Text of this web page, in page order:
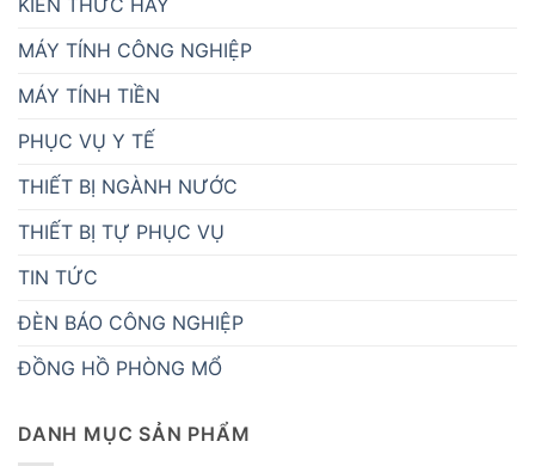
KIẾN THỨC HAY
MÁY TÍNH CÔNG NGHIỆP
MÁY TÍNH TIỀN
PHỤC VỤ Y TẾ
THIẾT BỊ NGÀNH NƯỚC
THIẾT BỊ TỰ PHỤC VỤ
TIN TỨC
ĐÈN BÁO CÔNG NGHIỆP
ĐỒNG HỒ PHÒNG MỔ
DANH MỤC SẢN PHẨM